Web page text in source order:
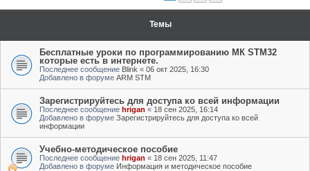
Темы
Бесплатные уроки по программированию МК STM32
которые есть в интернете.
Последнее сообщение Blink « 06 окт 2025, 16:30
Добавлено в форуме ARM STM
Зарегистрируйтесь для доступа ко всей информации
Последнее сообщение hrigan « 18 сен 2025, 16:14
Добавлено в форуме Зарегистрируйтесь для доступа ко всей
информации
Учебно-методическое пособие
Последнее сообщение hrigan « 18 сен 2025, 11:47
Добавлено в форуме Информация и методическое пособие